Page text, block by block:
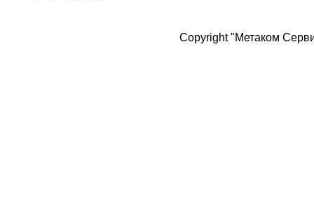
Copyright "Метаком